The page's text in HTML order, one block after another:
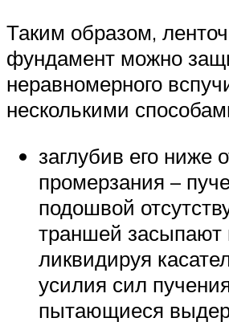
Таким образом,
фундамент можно
неравномерного
несколькими
заглубив его ниже
промерзания –
подошвой
траншей засыпают
ликвидируя
усилия сил
пытающиеся